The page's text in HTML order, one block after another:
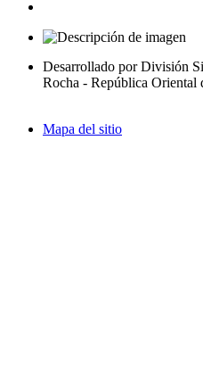
Desarrollado por División
Rocha - República Oriental
Mapa del sitio